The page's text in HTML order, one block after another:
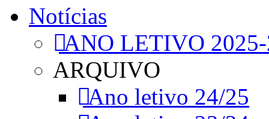
Notícias
ANO LETIVO
ARQUIVO
Ano letivo 24/25